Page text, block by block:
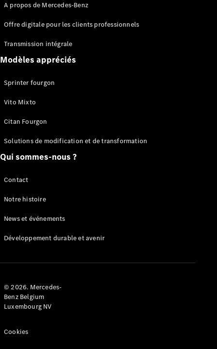
Vito
Vito
Fourgon
Vito Tourer
Configurateur
Mercedes-
Citan
Configurateur
Mercedes-
Benz Store
Marco Polo
A propos de Mercedes-Benz
Offre digitale pour les clients professionnels
Transmission intégrale
Modèles appréciés
Sprinter fourgon
Vito Mixto
Citan Fourgon
Solutions de modification et de transformation
Qui sommes-nous ?
Contact
Notre histoire
News et événements
Développement durable et avenir
© 2026. Mercedes-
Benz Belgium
Luxembourg NV
Cookies